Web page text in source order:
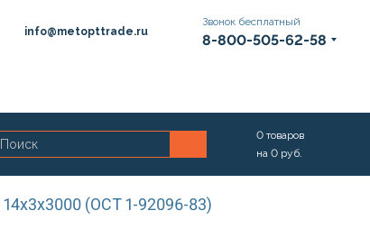
info@metopttrade.ru
Звонок бесплатный
8-800-505-62-58
0 товаров
на 0 руб.
(ОСТ 1-92096-83)